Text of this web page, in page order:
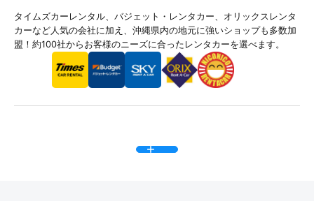
タイムズカーレンタル、バジェット・レンタカー、オリックスレンタ
カーなど人気の会社に加え、沖縄県内の地元に強いショップも多数加
盟！約100社からお客様のニーズに合ったレンタカーを選べます。